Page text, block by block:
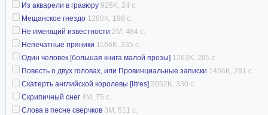
Из акварели в гравюру 926K, 24 с.
Мещанское гнездо 1280K, 188 с.
Не имеющий известности 2M, 484 с.
Непечатные пряники 1166K, 335 с.
Один человек [большая книга малой прозы] 1263K, 285 с.
Повесть о двух головах, или Провинциальные записки 1456K, 281 с.
Скатерть английской королевы [litres] 2052K, 330 с.
Скрипичный снег 4M, 75 с.
Слова в песне сверчков 3M, 511 с.